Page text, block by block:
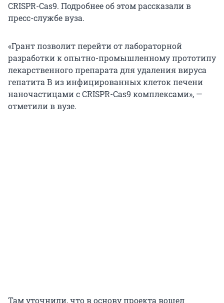
CRISPR-Cas9. Подробнее об этом рассказали в
пресс-службе вуза.
«Грант позволит перейти от лабораторной
разработки к опытно-промышленному прототипу
лекарственного препарата для удаления вируса
гепатита В из инфицированных клеток печени
наночастицами с CRISPR-Cas9 комплексами», —
отметили в вузе.
Там уточнили, что в основу проекта вошел